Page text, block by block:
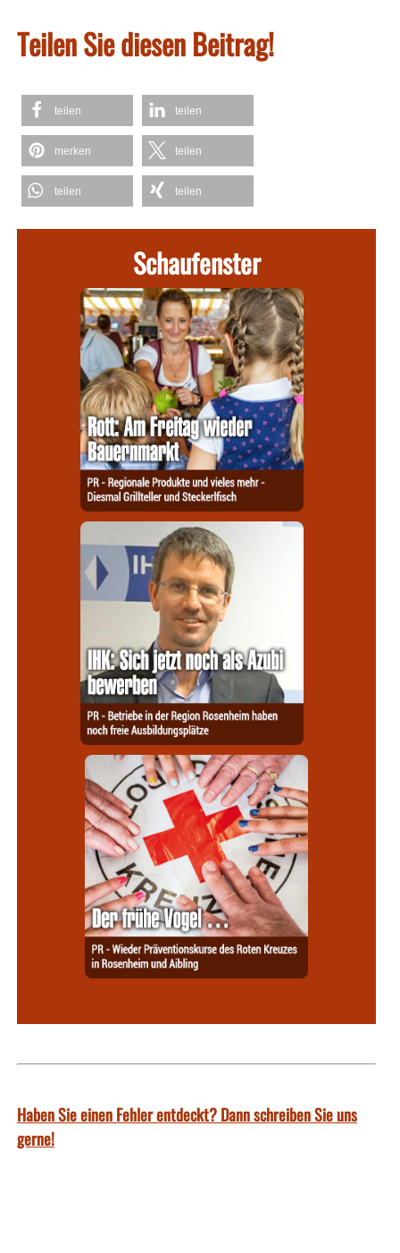
Teilen Sie diesen Beitrag!
teilen teilen
merken teilen
teilen teilen
Schaufenster
Haben Sie einen Fehler entdeckt? Dann schreiben Sie uns
gerne!